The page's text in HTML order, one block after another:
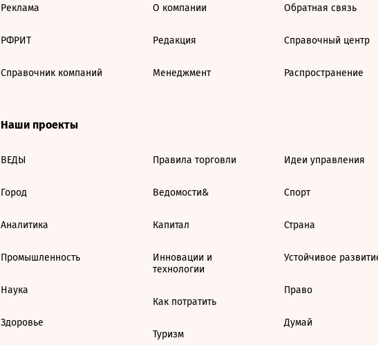
Реклама
РФРИТ
Справочник компаний
О компании
Редакция
Менеджмент
Обратная связь
Справочный центр
Распространение
Наши проекты
ВЕДЫ
Город
Аналитика
Промышленность
Наука
Здоровье
Правила торговли
Ведомости&
Капитал
Инновации и
технологии
Как потратить
Туризм
Идеи управления
Спорт
Страна
Устойчивое
Право
Думай